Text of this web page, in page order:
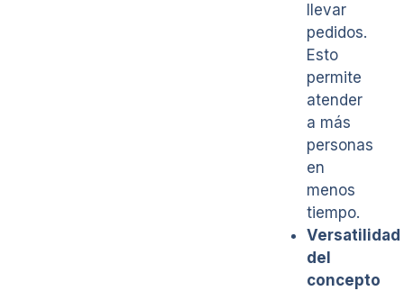
llevar
pedidos.
Esto
permite
atender
a más
personas
en
menos
tiempo.
Versatilidad
del
concepto